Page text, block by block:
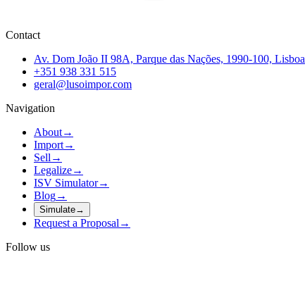
Contact
Av. Dom João II 98A, Parque das Nações, 1990-100, Lisboa
+351 938 331 515
geral@lusoimpor.com
Navigation
About→
Import→
Sell →
Legalize→
ISV Simulator→
Blog→
Simulate→
Request a Proposal →
Follow us